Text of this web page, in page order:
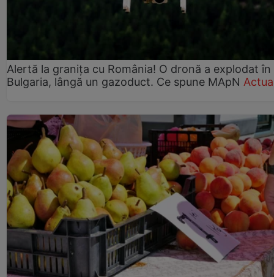
Alertă la granița cu România! O dronă a explodat în
Bulgaria, lângă un gazoduct. Ce spune MApN